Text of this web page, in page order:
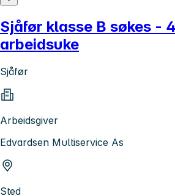
Sjåfør klasse B søkes -
arbeidsuke
Sjåfør
Arbeidsgiver
Edvardsen Multiservice As
Sted